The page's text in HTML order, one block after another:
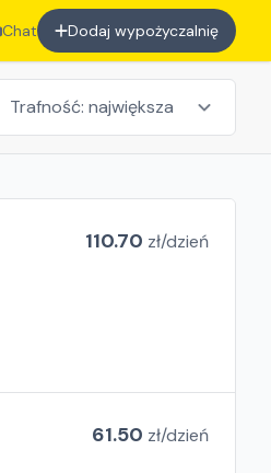
Chat Dodaj wypożyczalnię
110.70 zł/dzień
61.50 zł/dzień